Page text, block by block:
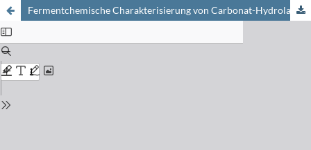
Fermentchemische Charakterisierung von Carbonat-Hydrolasen (Carboanhydrasen) aus menschlichen Erythrocyten